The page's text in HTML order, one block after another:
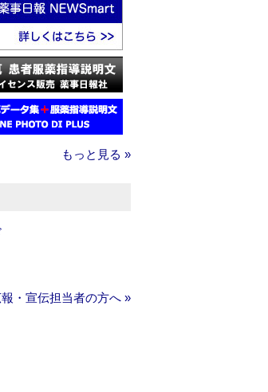
もっと見る »
報・宣伝担当者の方へ »